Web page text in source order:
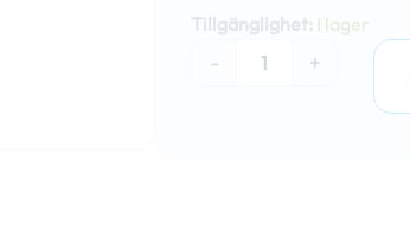
Tillgänglighet: I lager
-
förvaringshuva
(4x4m)
mängd
+